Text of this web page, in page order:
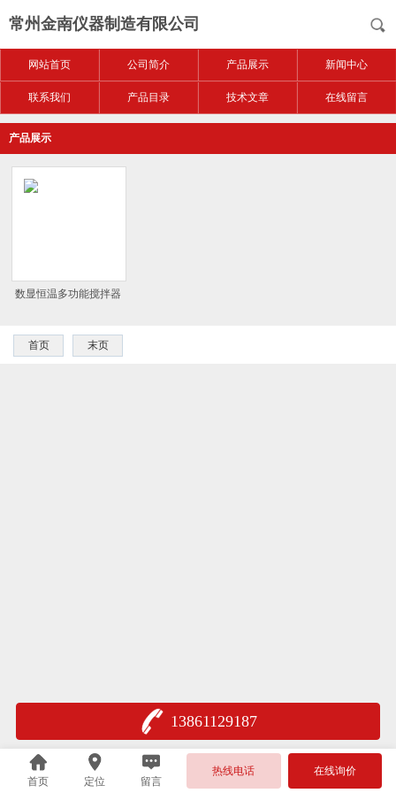
常州金南仪器制造有限公司
网站首页 公司简介 产品展示 新闻中心
联系我们 产品目录 技术文章 在线留言
产品展示
数显恒温多功能搅拌器
首页 末页
13861129187
首页 定位 留言
热线电话 在线询价